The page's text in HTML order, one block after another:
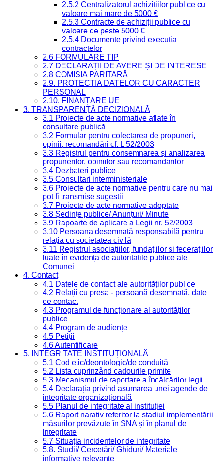
2.5.2 Centralizatorul achizițiilor publice cu
valoare mai mare de 5000 €
2.5.3 Contracte de achiziții publice cu
valoare de peste 5000 €
2.5.4 Documente privind execuția
contractelor
2.6 FORMULARE TIP
2.7 DECLARAȚII DE AVERE ȘI DE INTERESE
2.8 COMISIA PARITARĂ
2.9. PROTECȚIA DATELOR CU CARACTER
PERSONAL
2.10. FINANȚARE UE
3. TRANSPARENȚĂ DECIZIONALĂ
3.1 Proiecte de acte normative aflate în
consultare publică
3.2 Formular pentru colectarea de propuneri,
opinii, recomandări cf. L 52/2003
3.3 Registrul pentru consemnarea și analizarea
propunerilor, opiniilor sau recomandărilor
3.4 Dezbateri publice
3.5 Consultari interministeriale
3.6 Proiecte de acte normative pentru care nu mai
pot fi transmise sugestii
3.7 Proiecte de acte normative adoptate
3.8 Ședințe publice/ Anunțuri/ Minute
3.9 Rapoarte de aplicare a Legii nr. 52/2003
3.10 Persoana desemnată responsabilă pentru
relația cu societatea civilă
3.11 Registrul asociațiilor, fundațiilor și federațiilor
luate în evidență de autoritățile publice ale
Comunei
4. Contact
4.1 Datele de contact ale autorităților publice
4.2 Relații cu presa - persoană desemnată, date
de contact
4.3 Programul de funcționare al autorităților
publice
4.4 Program de audiențe
4.5 Petiții
4.6 Autentificare
5. INTEGRITATE INSTITUȚIONALĂ
5.1 Cod etic/deontologic/de conduită
5.2 Lista cuprinzând cadourile primite
5.3 Mecanismul de raportare a încălcărilor legii
5.4 Declarația privind asumarea unei agende de
integritate organizațională
5.5 Planul de integritate al instituției
5.6 Raport narativ referitor la stadiul implementării
măsurilor prevăzute în SNA și în planul de
integritate
5.7 Situația incidentelor de integritate
5.8. Studii/ Cercetări/ Ghiduri/ Materiale
informative relevante